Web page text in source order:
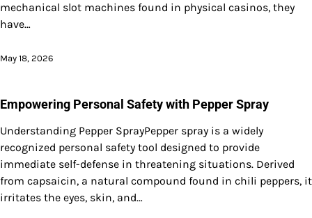
mechanical slot machines found in physical casinos, they
have…
May 18, 2026
Empowering Personal Safety with Pepper Spray
Understanding Pepper SprayPepper spray is a widely
recognized personal safety tool designed to provide
immediate self-defense in threatening situations. Derived
from capsaicin, a natural compound found in chili peppers, it
irritates the eyes, skin, and…